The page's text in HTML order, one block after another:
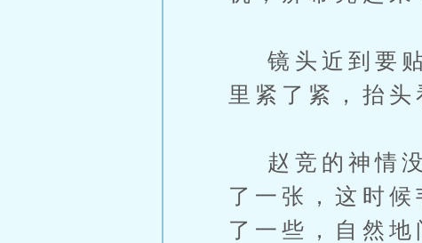
镜头近到要贴
里紧了紧，抬头
赵竞的神情没
了一张，这时
了一些，自然